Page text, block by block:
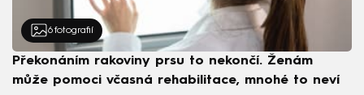
6 fotografií
Překonáním rakoviny prsu to nekončí. Ženám
může pomoci včasná rehabilitace, mnohé to neví